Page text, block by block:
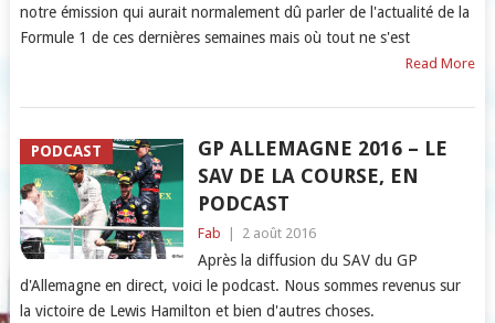
notre émission qui aurait normalement dû parler de l'actualité de la
Formule 1 de ces dernières semaines mais où tout ne s'est
Read More
PODCAST
GP ALLEMAGNE 2016 – LE
SAV DE LA COURSE, EN
PODCAST
Fab 2 août 2016
Après la diffusion du SAV du GP
d'Allemagne en direct, voici le podcast. Nous sommes revenus sur
la victoire de Lewis Hamilton et bien d'autres choses.